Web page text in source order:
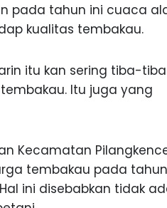
pada tahun ini cuaca
kualitas tembakau.
itu kan sering tiba-
Itu juga yang
Kecamatan
tembakau pada
ini disebabkan tidak
ANAK-ANAK
NGANJUK SEKOLAH DI